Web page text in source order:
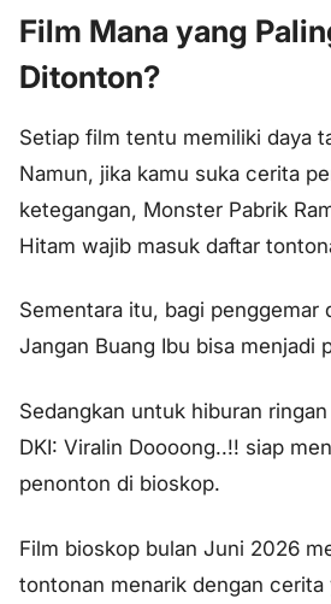
Film Mana yang
Ditonton?
Setiap film tentu memiliki daya
Namun, jika kamu suka cerita
ketegangan, Monster Pabrik
Hitam wajib masuk daftar
Sementara itu, bagi penggemar
Jangan Buang Ibu bisa menjadi
Sedangkan untuk hiburan
DKI: Viralin Doooong..!! siap
penonton di bioskop.
Film bioskop bulan Juni 2026
tontonan menarik dengan cerita